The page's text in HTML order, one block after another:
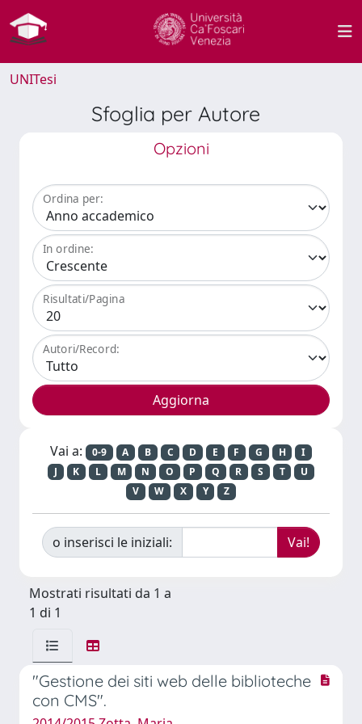
UNITesi
Sfoglia per Autore
Opzioni
Ordina per:
In ordine:
Risultati/Pagina
Autori/Record:
Vai a: 0-9 A B C D E F G H
I
J
K L M N O P Q R S T
U
V
W X Y Z
o inserisci le iniziali:
Mostrati risultati da 1 a
1 di 1
"Gestione dei siti web delle biblioteche
con CMS".